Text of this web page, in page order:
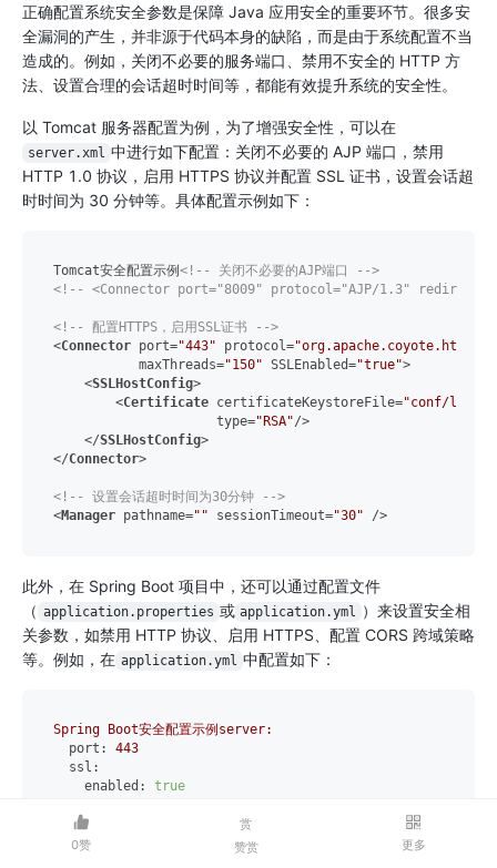
正确配置系统安全参数是保障 Java 应用安全的重要环节。很多安
全漏洞的产生，并非源于代码本身的缺陷，而是由于系统配置不当
造成的。例如，关闭不必要的服务端口、禁用不安全的 HTTP 方
法、设置合理的会话超时时间等，都能有效提升系统的安全性。
以 Tomcat 服务器配置为例，为了增强安全性，可以在
server.xml 中进行如下配置：关闭不必要的 AJP 端口，禁用
HTTP 1.0 协议，启用 HTTPS 协议并配置 SSL 证书，设置会话超
时时间为 30 分钟等。具体配置示例如下：
Tomcat安全配置示例<!-- 关闭不必要的AJP端口 -->
<!-- <Connector port="8009" protocol="AJP/1.3"
<!-- 配置HTTPS，启用SSL证书 -->
<Connector port="443" protocol=
maxThreads="150" SSLEnabled="true">
<SSLHostConfig>
<Certificate certificateKeystoreFile="conf/
type="RSA"/>
</SSLHostConfig>
</Connector>
<!-- 设置会话超时时间为30分钟 -->
<Manager pathname="" sessionTimeout="30" />
此外，在 Spring Boot 项目中，还可以通过配置文件
（ application.properties 或 application.yml ）来设置安全相
关参数，如禁用 HTTP 协议、启用 HTTPS、配置 CORS 跨域策略
等。例如，在 application.yml 中配置如下：
Spring Boot安全配置示例server:
port:
443
ssl:
enabled:
true
key-store-password:
123456
key-store-type:
0赞
赏
赞赏
更多